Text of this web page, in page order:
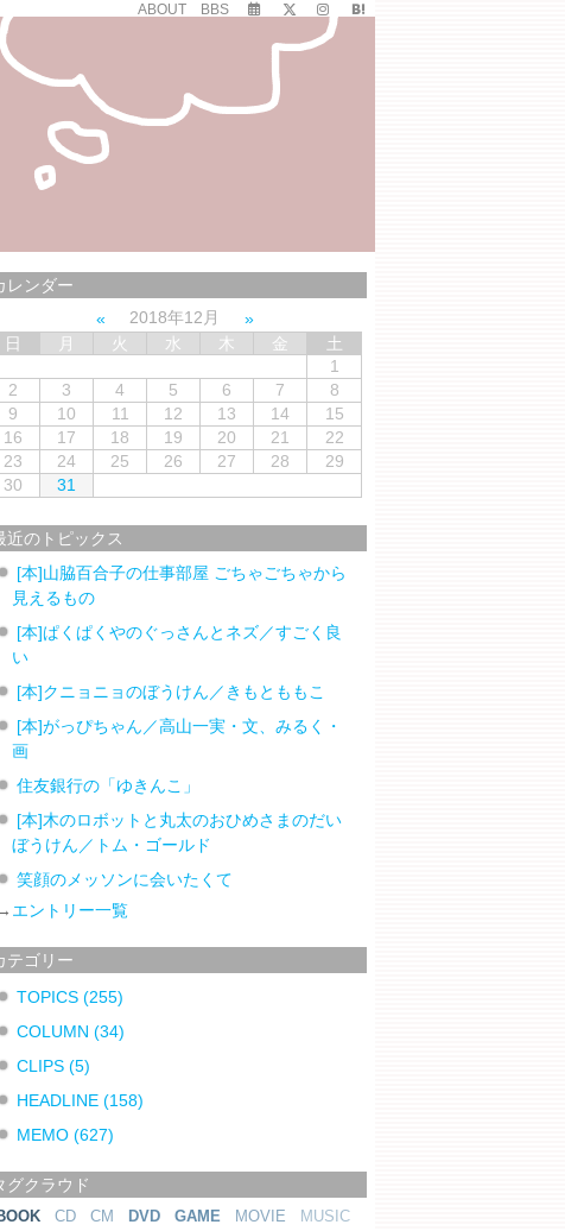
ABOUT BBS
レンダー
2018年12月
日
月 火 水 木 金
土
1
2
3 4 5 6 7
8
9
10 11 12 13 14
15
16
17 18 19 20 21
22
23
24 25 26 27 28
29
30
31
近のトピックス
[本]山脇百合子の仕事部屋 ごちゃごちゃから
見えるもの
[本]ぱくぱくやのぐっさんとネズ／すごく良
い
[本]クニョニョのぼうけん／きもとももこ
[本]がっぴちゃん／高山一実・文、みるく・
画
住友銀行の「ゆきんこ」
[本]木のロボットと丸太のおひめさまのだい
ぼうけん／トム・ゴールド
笑顔のメッソンに会いたくて
→ エントリー一覧
テゴリー
TOPICS(255)
COLUMN(34)
CLIPS(5)
HEADLINE(158)
MEMO(627)
グクラウド
CD CM DVD GAME MOVIE
MUSIC